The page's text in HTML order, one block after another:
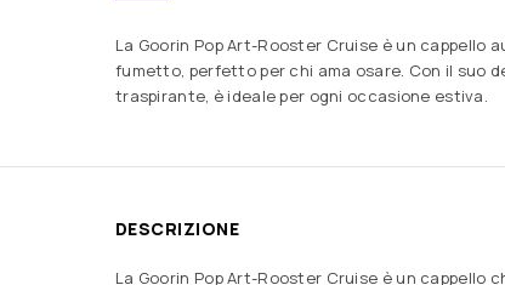
La Goorin Pop Art-Rooster Cruise è un cappello
fumetto, perfetto per chi ama osare. Con il suo
traspirante, è ideale per ogni occasione estiva.
DESCRIZIONE
La Goorin Pop Art-Rooster Cruise è un cappello